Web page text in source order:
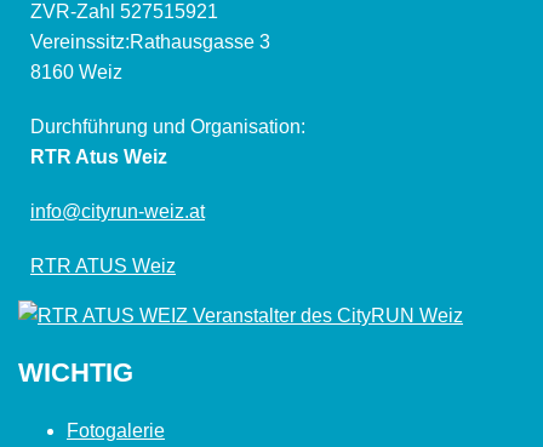
ZVR-Zahl 527515921
Vereinssitz:Rathausgasse 3
8160 Weiz
Durchführung und Organisation:
RTR Atus Weiz
info@cityrun-weiz.at
RTR ATUS Weiz
WICHTIG
Fotogalerie